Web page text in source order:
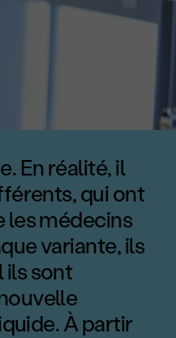
En réalité, il
qui ont
les médecins
variante, ils
ils sont
À partir